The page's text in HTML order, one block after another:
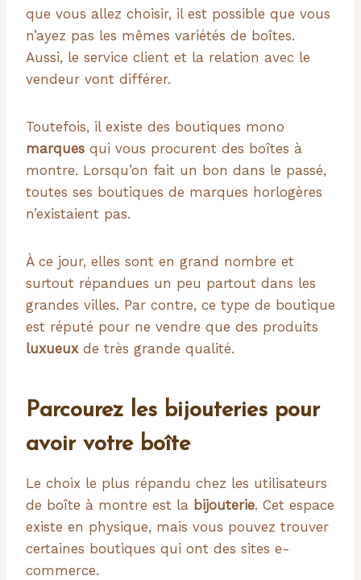
que vous allez choisir, il est possible que vous
n’ayez pas les mêmes variétés de boîtes.
Aussi, le service client et la relation avec le
vendeur vont différer.
Toutefois, il existe des boutiques mono
marques qui vous procurent des boîtes à
montre. Lorsqu’on fait un bon dans le passé,
toutes ses boutiques de marques horlogères
n’existaient pas.
À ce jour, elles sont en grand nombre et
surtout répandues un peu partout dans les
grandes villes. Par contre, ce type de boutique
est réputé pour ne vendre que des produits
luxueuxde très grande qualité.
Parcourez les bijouteries pour
avoir votre boîte
Le choix le plus répandu chez les utilisateurs
de boîte à montre est la bijouterie. Cet espace
existe en physique, mais vous pouvez trouver
certaines boutiques qui ont des sites e-
commerce.